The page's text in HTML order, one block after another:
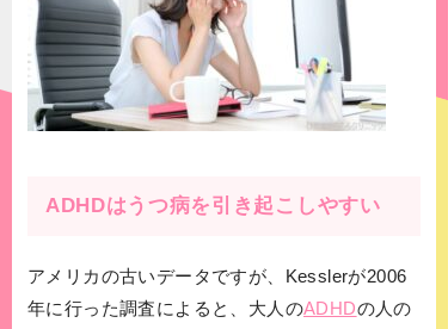
ADHDはうつ病を引き起こしやすい
アメリカの古いデータですが、Kesslerが2006
年に行った調査によると、大人のADHDの人の